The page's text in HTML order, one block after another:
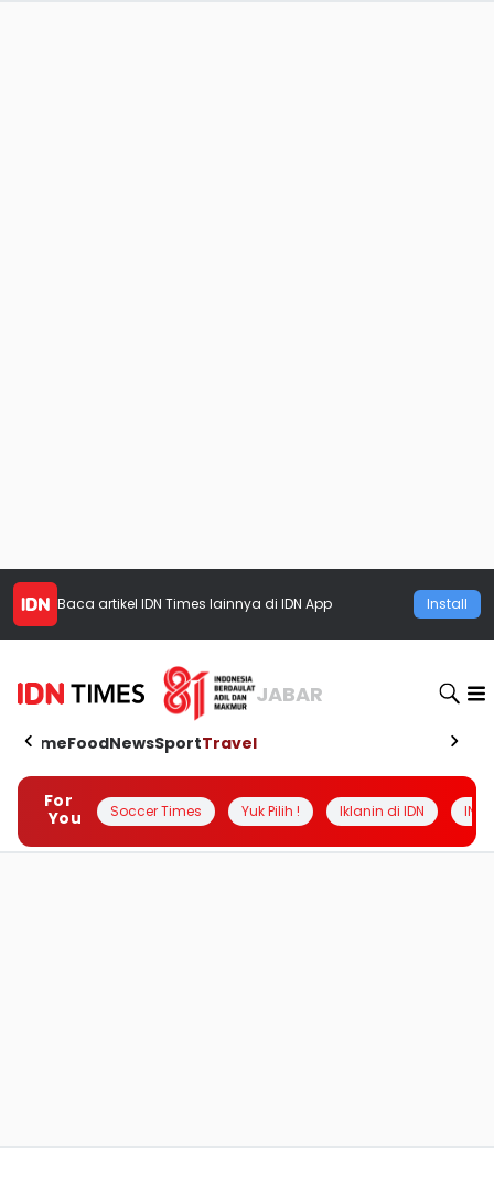
Baca artikel IDN Times lainnya di IDN App Install
JABAR
HomeFoodNewsSportTravel
For
You
Soccer Times Yuk Pilih ! Iklanin di IDN